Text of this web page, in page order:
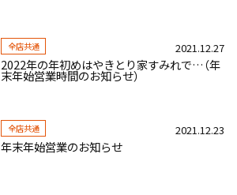
全店共通 2021.12.27
2022年の年初めはやきとり家すみれで…（年
末年始営業時間のお知らせ）
全店共通 2021.12.23
年末年始営業のお知らせ